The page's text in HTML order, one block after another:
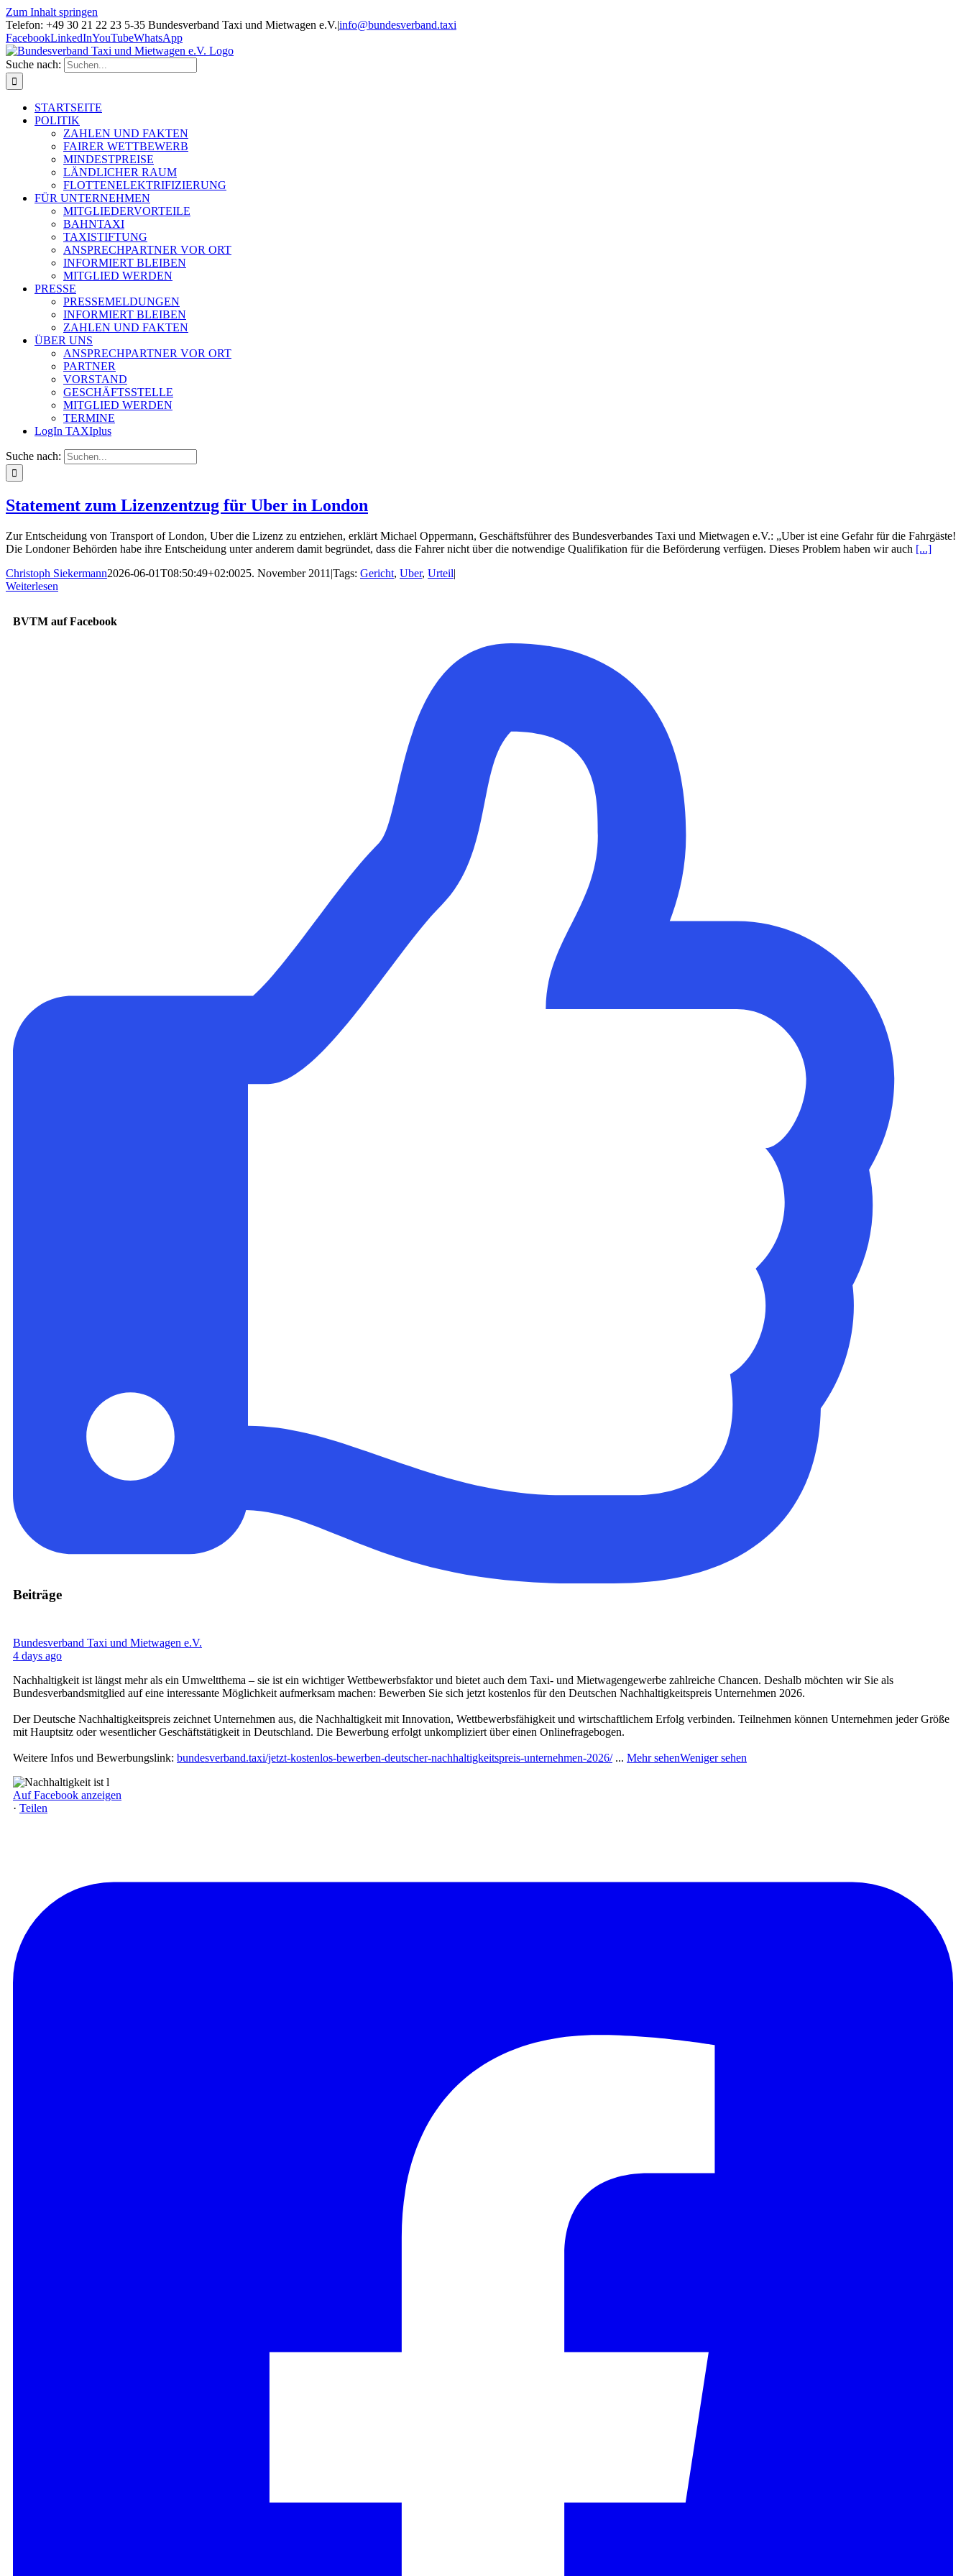
Zum Inhalt springen
Telefon: +49 30 21 22 23 5-35 Bundesverband Taxi und Mietwagen e.V.|info@bundesverband.taxi
FacebookLinkedInYouTubeWhatsApp
Suche nach:
STARTSEITE
POLITIK
ZAHLEN UND FAKTEN
FAIRER WETTBEWERB
MINDESTPREISE
LÄNDLICHER RAUM
FLOTTENELEKTRIFIZIERUNG
FÜR UNTERNEHMEN
MITGLIEDERVORTEILE
BAHNTAXI
TAXISTIFTUNG
ANSPRECHPARTNER VOR ORT
INFORMIERT BLEIBEN
MITGLIED WERDEN
PRESSE
PRESSEMELDUNGEN
INFORMIERT BLEIBEN
ZAHLEN UND FAKTEN
ÜBER UNS
ANSPRECHPARTNER VOR ORT
PARTNER
VORSTAND
GESCHÄFTSSTELLE
MITGLIED WERDEN
TERMINE
LogIn TAXIplus
Suche nach:
Statement zum Lizenzentzug für Uber in London
Zur Entscheidung von Transport of London, Uber die Lizenz zu entziehen, erklärt Michael Oppermann, Geschäftsführer des Bundesverbandes Taxi und Mietwagen e.V.: „Uber ist eine Gefahr für die Fahrgäste!
Die Londoner Behörden habe ihre Entscheidung unter anderem damit begründet, dass die Fahrer nicht über die notwendige Qualifikation für die Beförderung verfügen. Dieses Problem haben wir auch [...]
Christoph Siekermann2026-06-01T08:50:49+02:0025. November 2011 |Tags: Gericht, Uber, Urteil|
Weiterlesen
BVTM auf Facebook
Beiträge
Bundesverband Taxi und Mietwagen e.V.
4 days ago
Nachhaltigkeit ist längst mehr als ein Umweltthema – sie ist ein wichtiger Wettbewerbsfaktor und bietet auch dem Taxi- und Mietwagengewerbe zahlreiche Chancen. Deshalb möchten wir Sie als
Bundesverbandsmitglied auf eine interessante Möglichkeit aufmerksam machen: Bewerben Sie sich jetzt kostenlos für den Deutschen Nachhaltigkeitspreis Unternehmen 2026.
Der Deutsche Nachhaltigkeitspreis zeichnet Unternehmen aus, die Nachhaltigkeit mit Innovation, Wettbewerbsfähigkeit und wirtschaftlichem Erfolg verbinden. Teilnehmen können Unternehmen jeder Größe
mit Hauptsitz oder wesentlicher Geschäftstätigkeit in Deutschland. Die Bewerbung erfolgt unkompliziert über einen Onlinefragebogen.
Weitere Infos und Bewerbungslink: bundesverband.taxi/jetzt-kostenlos-bewerben-deutscher-nachhaltigkeitspreis-unternehmen-2026/ ... Mehr sehenWeniger sehen
Auf Facebook anzeigen
· Teilen